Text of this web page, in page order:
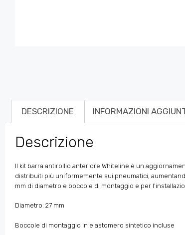
DESCRIZIONE INFORMAZIONI
Descrizione
Il kit barra antirollio anteriore Whiteline è un
distribuiti più uniformemente sui pneumatici,
mm di diametro e boccole di montaggio e per
Diametro: 27 mm
Boccole di montaggio in elastomero sintetico incluse